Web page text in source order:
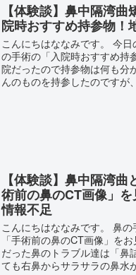
【体験談】鼻中隔湾
院時おすすめ持参物！
こんにちはななみです。 今
の手術の「入院時おすすめ持
院だったので持参物は何も分
んのものを持参したのですが
【体験談】鼻中隔湾
術前の鼻のCT画像」
情報不足
こんにちはななみです。 鼻
「手術前の鼻のCT画像」を
だった鼻のトラブル達は「鼻
ても右鼻からサラサラの鼻水